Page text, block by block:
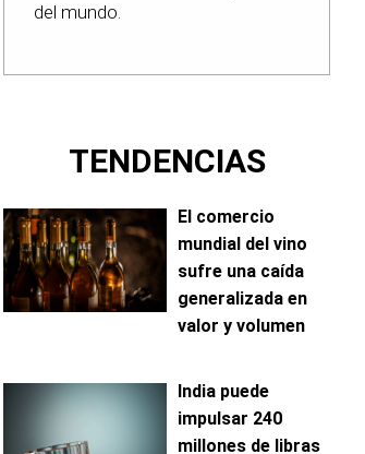
del mundo.
TENDENCIAS
El comercio
mundial del vino
sufre una caída
generalizada en
valor y volumen
India puede
impulsar 240
millones de libras